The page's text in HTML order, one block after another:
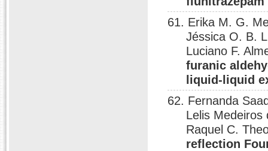
61. Erika M. G.
Jéssica O. B.
Luciano F.
furanic
liquid-liquid
62. Fernanda
Lelis Medeiros
Raquel C.
reflection